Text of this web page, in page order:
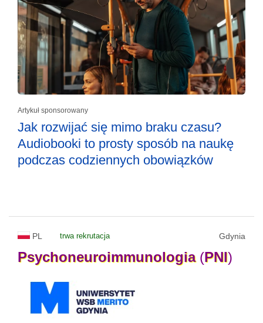
Artykuł sponsorowany
Jak rozwijać się mimo braku czasu?
Audiobooki to prosty sposób na naukę
podczas codziennych obowiązków
PL trwa rekrutacja Gdynia
Psychoneuroimmunologia(PNI)